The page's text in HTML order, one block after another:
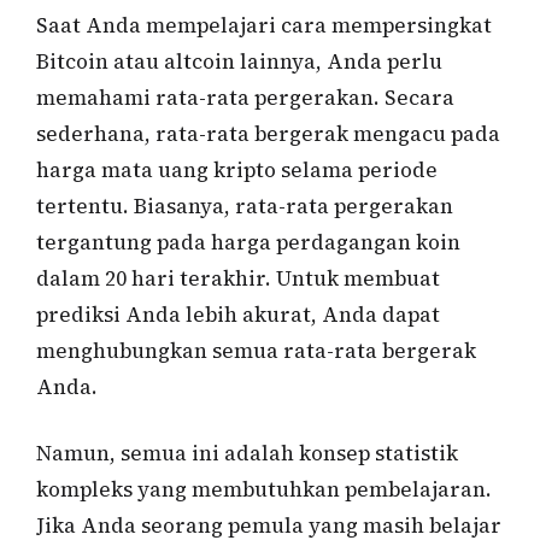
Saat Anda mempelajari cara mempersingkat
Bitcoin atau altcoin lainnya, Anda perlu
memahami rata-rata pergerakan. Secara
sederhana, rata-rata bergerak mengacu pada
harga mata uang kripto selama periode
tertentu. Biasanya, rata-rata pergerakan
tergantung pada harga perdagangan koin
dalam 20 hari terakhir. Untuk membuat
prediksi Anda lebih akurat, Anda dapat
menghubungkan semua rata-rata bergerak
Anda.
Namun, semua ini adalah konsep statistik
kompleks yang membutuhkan pembelajaran.
Jika Anda seorang pemula yang masih belajar